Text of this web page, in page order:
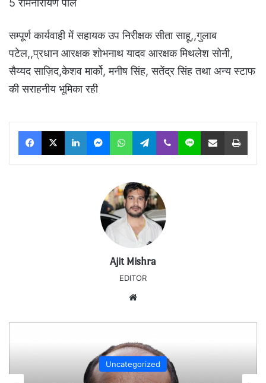
5 रामनारायण पाल
सम्पूर्ण कार्यवाही में सहायक उप निरीक्षक सीता साहू,,गुलाब
पटेल,,प्रधान आरक्षक शोभनाथ यादव आरक्षक मिथलेश सोनी,
सैय्यद साज़िद,केशव मार्को, मनीष सिंह, सतेंद्र सिंह तथा अन्य स्टाफ
की सराहनीय भूमिका रही
Facebook
X LinkedInMessengerWhatsAppTelegram
Viber Line Share via Email Print
Ajit Mishra
EDITOR
Uncategorized